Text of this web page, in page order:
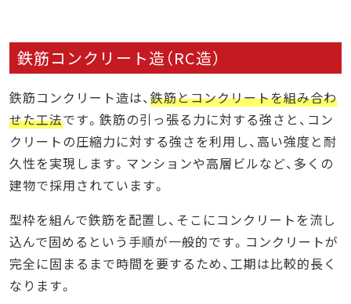
鉄筋コンクリート造（RC造）
鉄筋コンクリート造は、鉄筋とコンクリートを組み合わ
せた工法です。鉄筋の引っ張る力に対する強さと、コン
クリートの圧縮力に対する強さを利用し、高い強度と耐
久性を実現します。マンションや高層ビルなど、多くの
建物で採用されています。
型枠を組んで鉄筋を配置し、そこにコンクリートを流し
込んで固めるという手順が一般的です。コンクリートが
完全に固まるまで時間を要するため、工期は比較的長く
なります。